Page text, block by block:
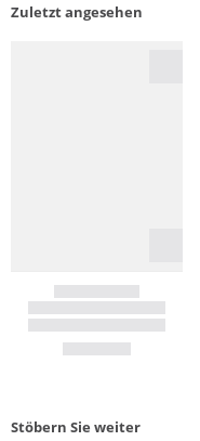
Zuletzt angesehen
Stöbern Sie weiter